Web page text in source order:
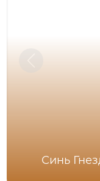
Синь